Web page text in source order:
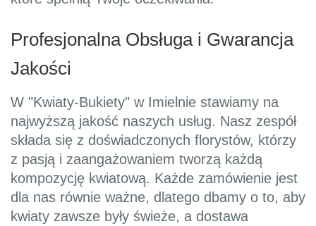
Profesjonalna Obsługa i Gwarancja
Jakości
W "Kwiaty-Bukiety" w Imielnie stawiamy na
najwyższą jakość naszych usług. Nasz zespół
składa się z doświadczonych florystów, którzy
z pasją i zaangażowaniem tworzą każdą
kompozycję kwiatową. Każde zamówienie jest
dla nas równie ważne, dlatego dbamy o to, aby
kwiaty zawsze były świeże, a dostawa